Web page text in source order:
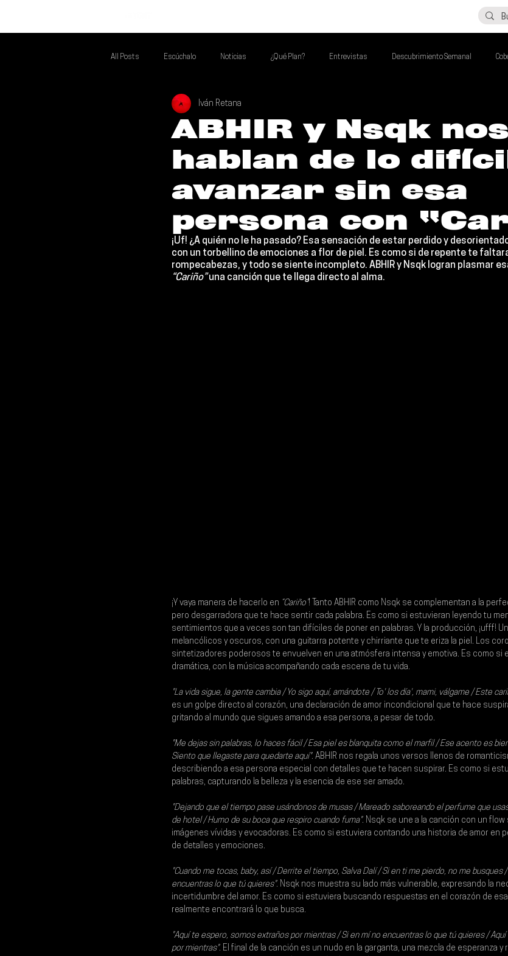
All Posts Escúchalo Noticias ¿Qué Plan? Entrevistas Descubrimiento Semanal
Si Te Gusta... Te Recomendamos A...
Poder Latino Que Descubrir Mejores de la Semana Talento Mexa Semanal Álbumes de la Semana
ABHIR y Nsqk nos
hablan de lo
avanzar sin esa
persona con
Iván Retana
¡Uf! ¿A quién no le ha pasado? Esa sensación de estar perdido y
con un torbellino de emociones a flor de piel. Es como si de repente te
rompecabezas, y todo se siente incompleto. ABHIR y Nsqk logran plasmar
“Cariño” una canción que te llega directo al alma.
¡Y vaya manera de hacerlo en “Cariño”! Tanto ABHIR como Nsqk se complementan a la
pero desgarradora que te hace sentir cada palabra. Es como si estuvieran leyendo tu
sentimientos que a veces son tan difíciles de poner en palabras. Y la producción, ¡ufff!
melancólicos y oscuros, con una guitarra potente y chirriante que te eriza la piel. Los
sintetizadores poderosos te envuelven en una atmósfera intensa y emotiva. Es como si
dramática, con la música acompañando cada escena de tu vida.
"La vida sigue, la gente cambia / Yo sigo aquí, amándote / To' los día', mami, válgame / Este
es un golpe directo al corazón, una declaración de amor incondicional que te hace
gritando al mundo que sigues amando a esa persona, a pesar de todo.
"Me dejas sin palabras, lo haces fácil / Esa piel es blanquita como el marfil / Ese acento es
Siento que llegaste para quedarte aquí". ABHIR nos regala unos versos llenos de
describiendo a esa persona especial con detalles que te hacen suspirar. Es como si
palabras, capturando la belleza y la esencia de ese ser amado.
"Dejando que el tiempo pase usándonos de musas / Mareado saboreando el perfume que
de hotel / Humo de su boca que respiro cuando fuma". Nsqk se une a la canción con un
imágenes vívidas y evocadoras. Es como si estuviera contando una historia de amor en
de detalles y emociones.
"Cuando me tocas, baby, así / Derrite el tiempo, Salva Dalí / Si en ti me pierdo, no me busques
encuentras lo que tú quieres". Nsqk nos muestra su lado más vulnerable, expresando la
incertidumbre del amor. Es como si estuviera buscando respuestas en el corazón de
realmente encontrará lo que busca.
"Aquí te espero, somos extraños por mientras / Si en mí no encuentras lo que tú quieres /
por mientras". El final de la canción es un nudo en la garganta, una mezcla de esperanza y